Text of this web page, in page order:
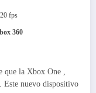
fps
360
que la Xbox One ,
Este nuevo dispositivo